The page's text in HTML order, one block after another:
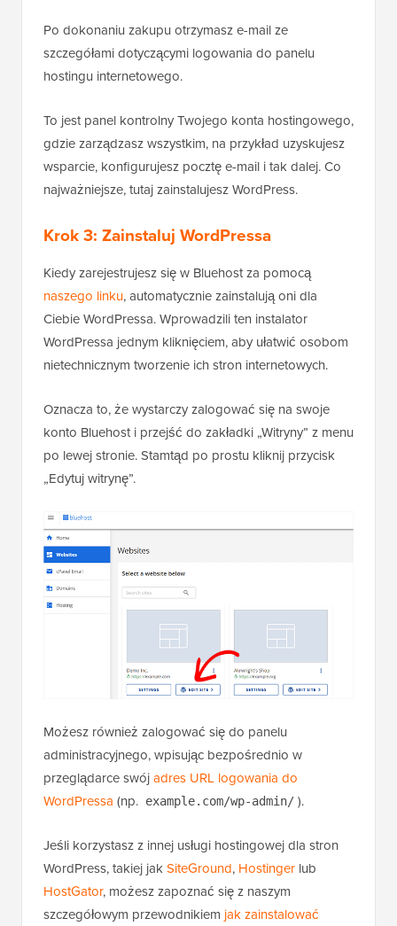
Po dokonaniu zakupu otrzymasz e-mail ze
szczegółami dotyczącymi logowania do panelu
hostingu internetowego.
To jest panel kontrolny Twojego konta hostingowego,
gdzie zarządzasz wszystkim, na przykład uzyskujesz
wsparcie, konfigurujesz pocztę e-mail i tak dalej. Co
najważniejsze, tutaj zainstalujesz WordPress.
Krok 3: Zainstaluj WordPressa
Kiedy zarejestrujesz się w Bluehost za pomocą
naszego linku, automatycznie zainstalują oni dla
Ciebie WordPressa. Wprowadzili ten instalator
WordPressa jednym kliknięciem, aby ułatwić osobom
nietechnicznym tworzenie ich stron internetowych.
Oznacza to, że wystarczy zalogować się na swoje
konto Bluehost i przejść do zakładki „Witryny” z menu
po lewej stronie. Stamtąd po prostu kliknij przycisk
„Edytuj witrynę”.
Możesz również zalogować się do panelu
administracyjnego, wpisując bezpośrednio w
przeglądarce swójadres URL logowania do
WordPressa (np. example.com/wp-admin/ ).
Jeśli korzystasz z innej usługi hostingowej dla stron
WordPress, takiej jakSiteGround, Hostinger lub
HostGator, możesz zapoznać się z naszym
szczegółowym przewodnikiem jak zainstalować